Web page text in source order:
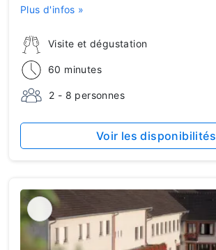
Visite et dégustation
60 minutes
2 - 8 personnes
Plus d'infos »
Voir les disponibilités